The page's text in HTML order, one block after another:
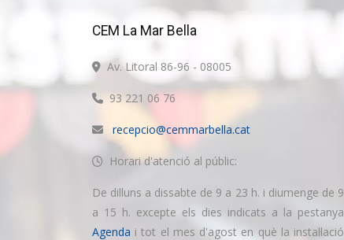
CEM La Mar Bella
Av. Litoral 86-96 - 08005
93 221 06 76
recepcio@cemmarbella.cat
Horari d'atenció al públic:
De dilluns a dissabte de 9 a 23 h. i diumenge de 9
a 15 h. excepte els dies indicats a la pestanya
Agenda i tot el mes d'agost en què la instal·lació